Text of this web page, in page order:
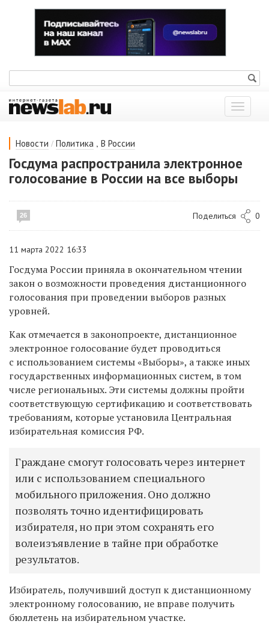
Показать
меню
Новости / Политика , В России
Госдума распространила электронное
голосование в России на все выборы
26 Поделиться 0
11 марта 2022 16:33
Госдума России приняла в окончательном чтении
закон о возможности проведения дистанционного
голосования при проведении выборов разных
уровней.
Как отмечается в законопроекте, дистанционное
электронное голосование будет проводиться
с использованием системы «Выборы», а также иных
государственных информационных систем, в том
числе региональных. Эти системы должны пройти
соответствующую сертификацию и соответствовать
требованиям, которые установила Центральная
избирательная комиссия РФ.
Граждане смогут голосовать через интернет
или с использованием специального
мобильного приложения. Оно должно
позволять точно идентифицировать
избирателя, но при этом сохранять его
волеизъявление в тайне при обработке
результатов.
Избиратель, получивший доступ к дистанционному
электронному голосованию, не вправе получить
бюллетень на избирательном участке.